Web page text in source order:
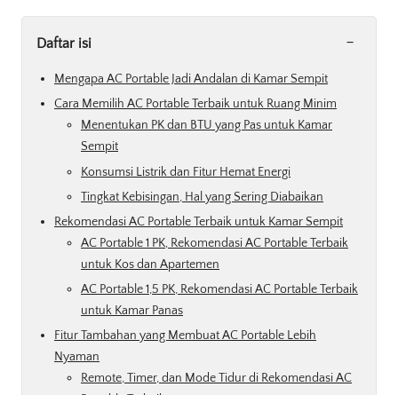
Daftar isi -
Mengapa AC Portable Jadi Andalan di Kamar Sempit
Cara Memilih AC Portable Terbaik untuk Ruang Minim
Menentukan PK dan BTU yang Pas untuk Kamar
Sempit
Konsumsi Listrik dan Fitur Hemat Energi
Tingkat Kebisingan, Hal yang Sering Diabaikan
Rekomendasi AC Portable Terbaik untuk Kamar Sempit
AC Portable 1 PK, Rekomendasi AC Portable Terbaik
untuk Kos dan Apartemen
AC Portable 1,5 PK, Rekomendasi AC Portable Terbaik
untuk Kamar Panas
Fitur Tambahan yang Membuat AC Portable Lebih
Nyaman
Remote, Timer, dan Mode Tidur di Rekomendasi AC